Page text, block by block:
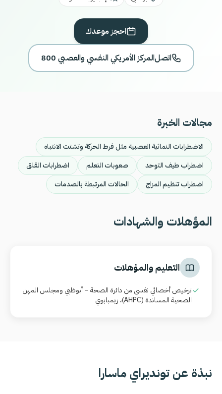
احجز موعدك
اتصل800 المركز الأمريكي النفسي والعصبي
مجالات الخبرة
الاضطرابات النمائية العصبية مثل فرط الحركة وتشتت الانتباه
اضطراب طيف التوحد
صعوبات التعلم
اضطرابات القلق
اضطراب تنظيم المزاج
الحالات المرتبطة بالصدمات
المؤهلات والشهادات
التعليم والمؤهلات
ترخيص أخصائي نفسي من دائرة الصحة – أبوظبي ومجلس المهن
الصحية المساندة (AHPC)، زيمبابوي
نبذة عن تونديراي ماسارا